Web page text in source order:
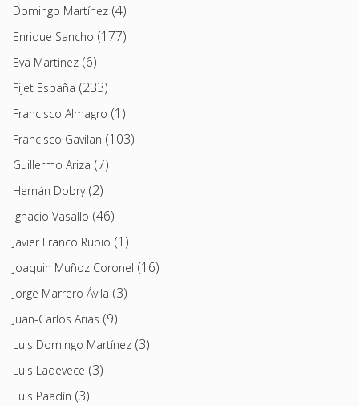
Domingo Martínez (4)
Enrique Sancho (177)
Eva Martinez (6)
Fijet España (233)
Francisco Almagro (1)
Francisco Gavilan (103)
Guillermo Ariza (7)
Hernán Dobry(2)
Ignacio Vasallo (46)
Javier Franco Rubio (1)
Joaquin Muñoz Coronel (16)
Jorge Marrero Ávila (3)
Juan-Carlos Arias (9)
Luis Domingo Martínez (3)
Luis Ladevece (3)
Luis Paadín (3)